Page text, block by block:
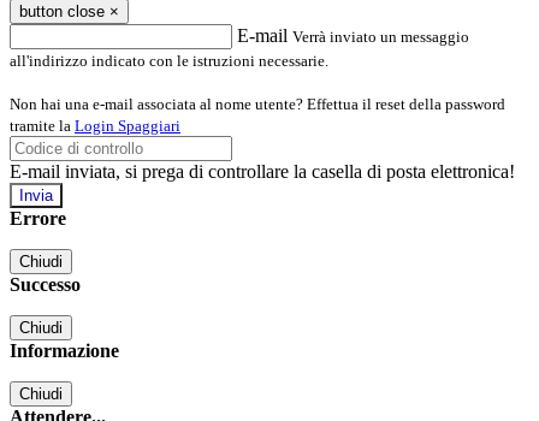
button close ×
E-mail Verrà inviato un messaggio
all'indirizzo indicato con le istruzioni necessarie.
Non hai una e-mail associata al nome utente? Effettua il reset della password
tramite la Login Spaggiari
E-mail inviata, si prega di controllare la casella di posta elettronica!
Errore
Chiudi
Successo
Chiudi
Informazione
Chiudi